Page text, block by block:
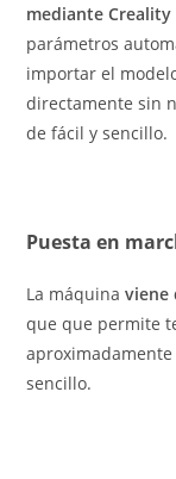
mediante
parámetros
importar el
directamente sin
de fácil y sencillo.
Puesta en
La máquinaviene
que que permite
sencillo.